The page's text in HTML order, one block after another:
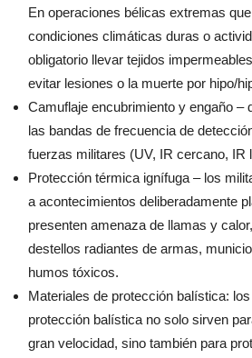
En operaciones bélicas extremas
condiciones climáticas duras o
obligatorio llevar tejidos
evitar lesiones o la muerte por hipo/
Camuflaje encubrimiento y engaño –
las bandas de frecuencia de
fuerzas militares (UV, IR cercano,
Protección térmica ignífuga – los
a acontecimientos deliberadamente
presenten amenaza de llamas y
destellos radiantes de armas,
humos tóxicos.
Materiales de protección balística:
protección balística no solo sirven
gran velocidad, sino también para